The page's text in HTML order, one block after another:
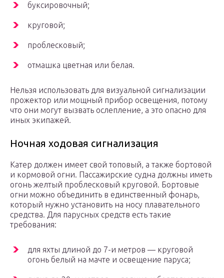
буксировочный;
круговой;
проблесковый;
отмашка цветная или белая.
Нельзя использовать для визуальной сигнализации
прожектор или мощный прибор освещения, потому
что они могут вызвать ослепление, а это опасно для
иных экипажей.
Ночная ходовая сигнализация
Катер должен имеет свой топовый, а также бортовой
и кормовой огни. Пассажирские судна должны иметь
огонь желтый проблесковый круговой. Бортовые
огни можно объединить в единственный фонарь,
который нужно установить на носу плавательного
средства. Для парусных средств есть такие
требования:
для яхты длиной до 7-и метров — круговой
огонь белый на мачте и освещение паруса;